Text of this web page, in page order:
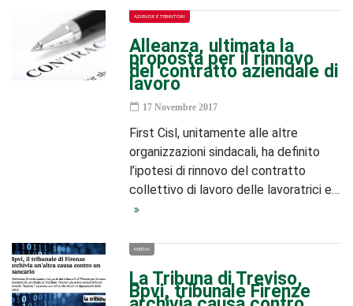
AZIENDE E TERRITORI
Alleanza, ultimata la
proposta per il rinnovo
del contratto aziendale di
lavoro
17 Novembre 2017
First Cisl, unitamente alle altre
organizzazioni sindacali, ha definito
l’ipotesi di rinnovo del contratto
collettivo di lavoro delle lavoratrici e…
MEDIA
La Tribuna di Treviso,
Bpvi, tribunale Firenze